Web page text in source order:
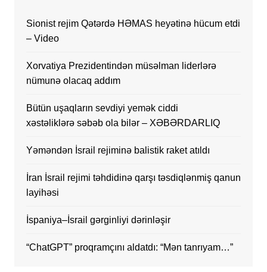
Sionist rejim Qətərdə HƏMAS heyətinə hücum etdi
– Video
Xorvatiya Prezidentindən müsəlman liderlərə
nümunə olacaq addım
Bütün uşaqların sevdiyi yemək ciddi
xəstəliklərə səbəb ola bilər – XƏBƏRDARLIQ
Yəməndən İsrail rejiminə balistik raket atıldı
İran İsrail rejimi təhdidinə qarşı təsdiqlənmiş qanun
layihəsi
İspaniya–İsrail gərginliyi dərinləşir
“ChatGPT” proqramçını aldatdı: “Mən tanrıyam…”